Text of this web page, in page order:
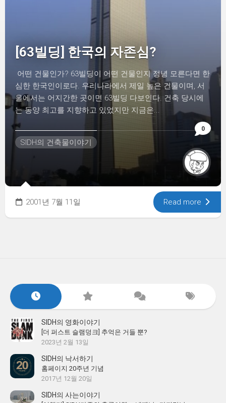
0
[63빌딩] 한국의 자존심?
어떤 건물인가? 63빌딩이 어떤 건물인지 정녕 모른다면 한
심한 한국인이로다. 우리나라에서 제일 높은 건물이며, 서
울에서는 어지간한 곳이면 63빌딩 다보인다. 건축 당시에
는 동양 최고를 지향하고 있었지만 지금은...
SIDH의 건축물이야기
2001년 7월 11일 Read more
SIDH의 영화이야기
[더 퍼스트 슬램덩크] 추억은 거들 뿐?
2023년 2월 13일
SIDH의 낙서하기
홈페이지 20주년 기념
2017년 12월 20일
SIDH의 사는이야기